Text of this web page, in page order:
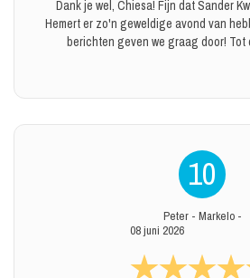
Dank je wel, Chiesa! Fijn dat Sander
Hemert er zo'n geweldige avond van
berichten geven we graag door! Tot
10
Peter - Markelo -
08 juni 2026